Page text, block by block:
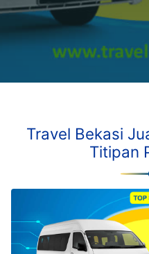
Travel Bekasi
Titipan